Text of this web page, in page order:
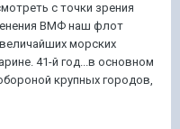
с точки зрения
ВМФ наш флот
морских
41-й год...в основном
крупных городов,